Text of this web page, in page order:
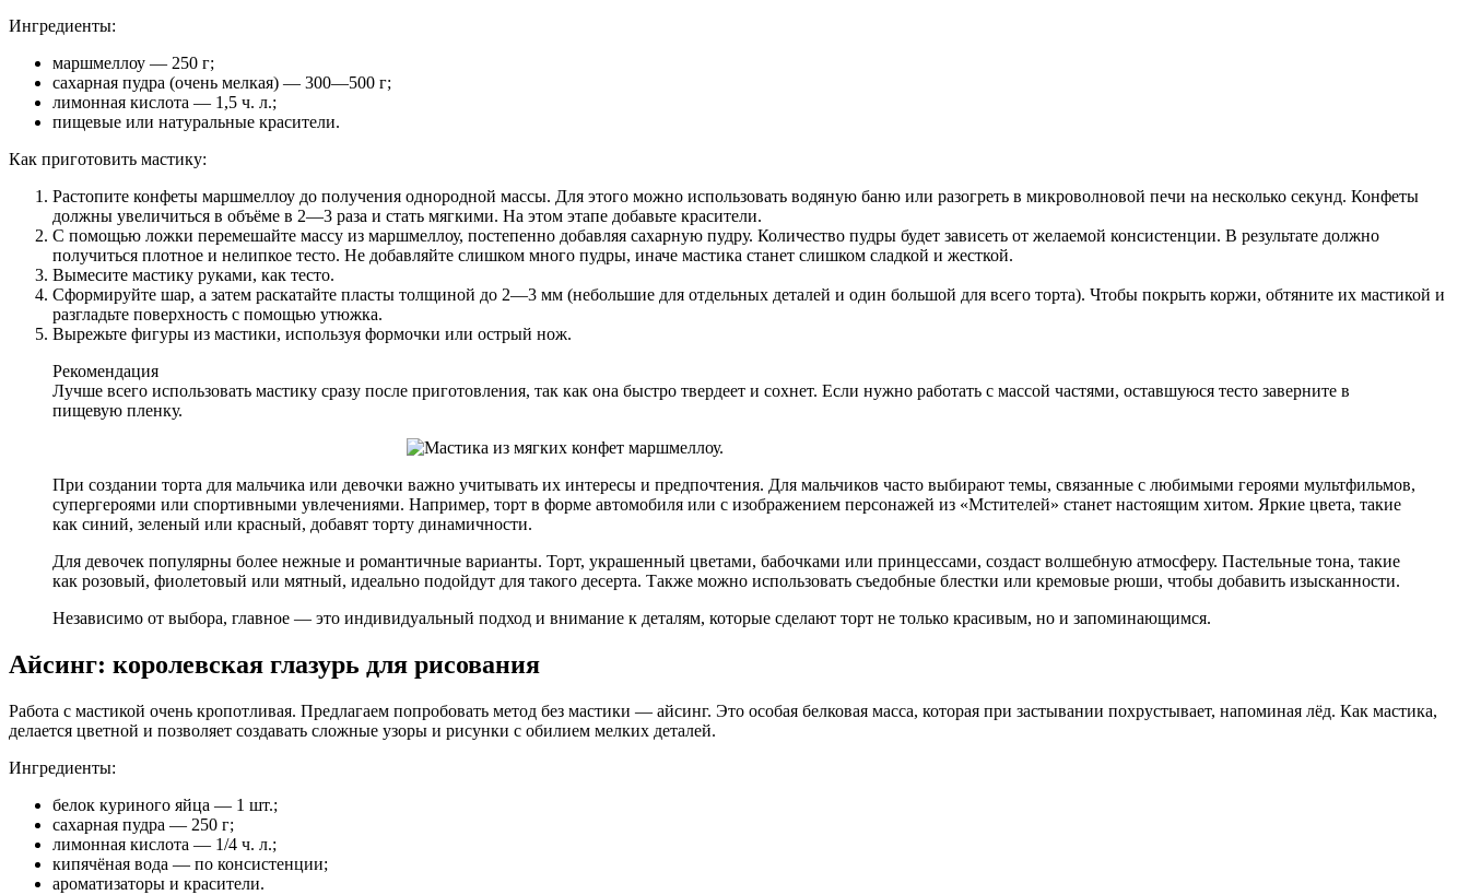
Ингредиенты:
маршмеллоу — 250 г;
сахарная пудра (очень мелкая) — 300—500 г;
лимонная кислота — 1,5 ч. л.;
пищевые или натуральные красители.
Как приготовить мастику:
Растопите конфеты маршмеллоу до получения однородной массы. Для этого можно использовать водяную баню или разогреть в микроволновой печи на несколько секунд. Конфеты
должны увеличиться в объёме в 2—3 раза и стать мягкими. На этом этапе добавьте красители.
С помощью ложки перемешайте массу из маршмеллоу, постепенно добавляя сахарную пудру. Количество пудры будет зависеть от желаемой консистенции. В результате должно
получиться плотное и нелипкое тесто. Не добавляйте слишком много пудры, иначе мастика станет слишком сладкой и жесткой.
Вымесите мастику руками, как тесто.
Сформируйте шар, а затем раскатайте пласты толщиной до 2—3 мм (небольшие для отдельных деталей и один большой для всего торта). Чтобы покрыть коржи, обтяните их мастикой и
разгладьте поверхность с помощью утюжка.
Вырежьте фигуры из мастики, используя формочки или острый нож.
Рекомендация
Лучше всего использовать мастику сразу после приготовления, так как она быстро твердеет и сохнет. Если нужно работать с массой частями, оставшуюся тесто заверните в
пищевую пленку.
При создании торта для мальчика или девочки важно учитывать их интересы и предпочтения. Для мальчиков часто выбирают темы, связанные с любимыми героями мультфильмов,
супергероями или спортивными увлечениями. Например, торт в форме автомобиля или с изображением персонажей из «Мстителей» станет настоящим хитом. Яркие цвета, такие
как синий, зеленый или красный, добавят торту динамичности.
Для девочек популярны более нежные и романтичные варианты. Торт, украшенный цветами, бабочками или принцессами, создаст волшебную атмосферу. Пастельные тона, такие
как розовый, фиолетовый или мятный, идеально подойдут для такого десерта. Также можно использовать съедобные блестки или кремовые рюши, чтобы добавить изысканности.
Независимо от выбора, главное — это индивидуальный подход и внимание к деталям, которые сделают торт не только красивым, но и запоминающимся.
Айсинг: королевская глазурь для рисования
Работа с мастикой очень кропотливая. Предлагаем попробовать метод без мастики — айсинг. Это особая белковая масса, которая при застывании похрустывает, напоминая лёд. Как мастика,
делается цветной и позволяет создавать сложные узоры и рисунки с обилием мелких деталей.
Ингредиенты:
белок куриного яйца — 1 шт.;
сахарная пудра — 250 г;
лимонная кислота — 1/4 ч. л.;
кипячёная вода — по консистенции;
ароматизаторы и красители.